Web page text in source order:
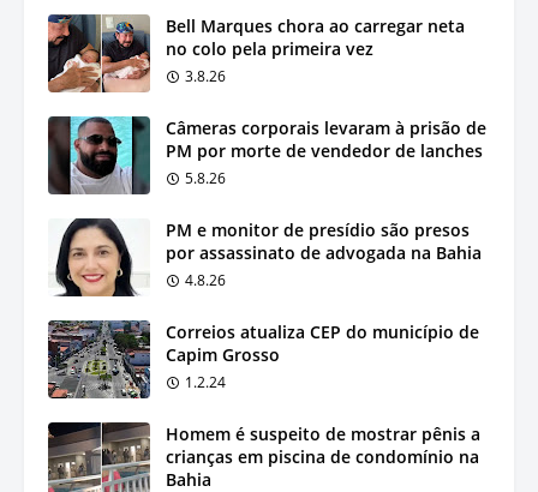
Bell Marques chora ao carregar neta
no colo pela primeira vez
3.8.26
Câmeras corporais levaram à prisão de
PM por morte de vendedor de lanches
5.8.26
PM e monitor de presídio são presos
por assassinato de advogada na Bahia
4.8.26
Correios atualiza CEP do município de
Capim Grosso
1.2.24
Homem é suspeito de mostrar pênis a
crianças em piscina de condomínio na
Bahia